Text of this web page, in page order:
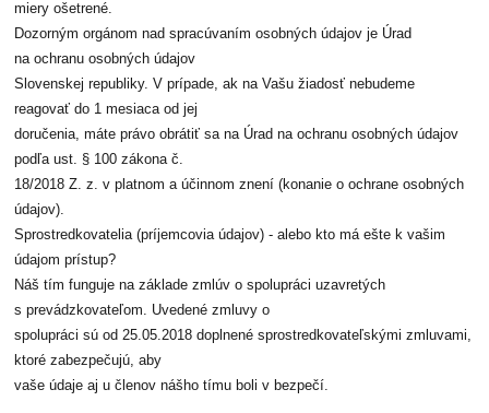
miery ošetrené.
Dozorným orgánom nad spracúvaním osobných údajov je Úrad
na ochranu osobných údajov
Slovenskej republiky. V prípade, ak na Vašu žiadosť nebudeme
reagovať do 1 mesiaca od jej
doručenia, máte právo obrátiť sa na Úrad na ochranu osobných údajov
podľa ust. § 100 zákona č.
18/2018 Z. z. v platnom a účinnom znení (konanie o ochrane osobných
údajov).
Sprostredkovatelia (príjemcovia údajov) - alebo kto má ešte k vašim
údajom prístup?
Náš tím funguje na základe zmlúv o spolupráci uzavretých
s prevádzkovateľom. Uvedené zmluvy o
spolupráci sú od 25.05.2018 doplnené sprostredkovateľskými zmluvami,
ktoré zabezpečujú, aby
vaše údaje aj u členov nášho tímu boli v bezpečí.